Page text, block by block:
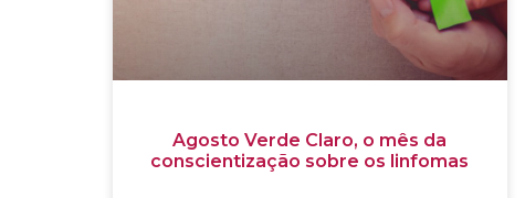
Agosto Verde Claro, o mês da
conscientização sobre os linfomas